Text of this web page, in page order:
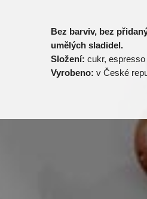
Bez barviv, bez
umělých sladidel.
Složení: cukr,
Vyrobeno: v České